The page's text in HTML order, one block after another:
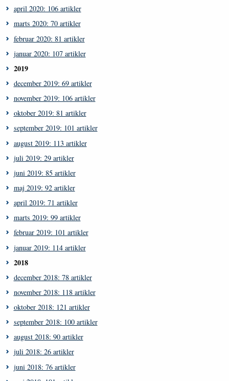
april 2020: 106 artikler
marts 2020: 70 artikler
februar 2020: 81 artikler
januar 2020: 107 artikler
2019
december 2019: 69 artikler
november 2019: 106 artikler
oktober 2019: 81 artikler
september 2019: 101 artikler
august 2019: 113 artikler
juli 2019: 29 artikler
juni 2019: 85 artikler
maj 2019: 92 artikler
april 2019: 71 artikler
marts 2019: 99 artikler
februar 2019: 101 artikler
januar 2019: 114 artikler
2018
december 2018: 78 artikler
november 2018: 118 artikler
oktober 2018: 121 artikler
september 2018: 100 artikler
august 2018: 90 artikler
juli 2018: 26 artikler
juni 2018: 76 artikler